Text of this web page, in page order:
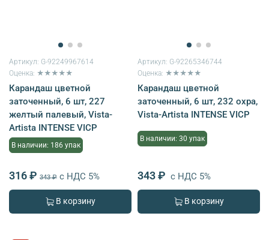
Артикул: G-92249967614
Оценка: ★★★★★
Карандаш цветной
заточенный, 6 шт, 227
желтый палевый, Vista-
Artista INTENSE VICP
В наличии: 186 упак
316 ₽ 343 ₽ с НДС 5%
В корзину
Артикул: G-92265346744
Оценка: ★★★★★
Карандаш цветной
заточенный, 6 шт, 232 охра,
Vista-Artista INTENSE VICP
В наличии: 30 упак
343 ₽ с НДС 5%
В корзину